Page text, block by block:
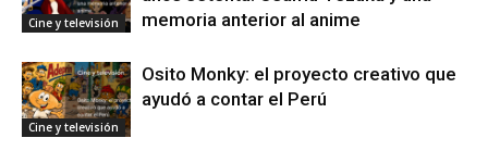
Cine y televisión
memoria anterior al anime
Cine y televisión
Osito Monky: el proyecto creativo que
ayudó a contar el Perú